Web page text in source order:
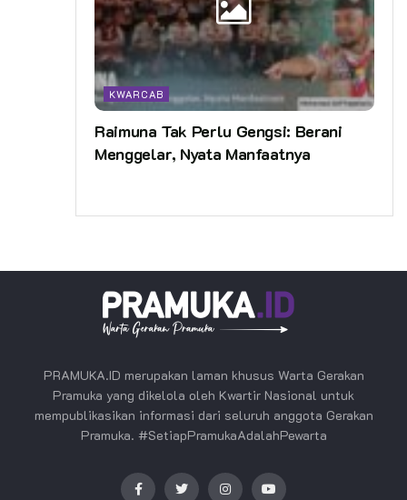
KWARCAB
Raimuna Tak Perlu Gengsi: Berani
Menggelar, Nyata Manfaatnya
PRAMUKA.ID merupakan laman khusus Warta Gerakan
Pramuka yang dikelola oleh Kwartir Nasional untuk
mempublikasikan informasi dari seluruh anggota Gerakan
Pramuka. #SetiapPramukaAdalahPewarta